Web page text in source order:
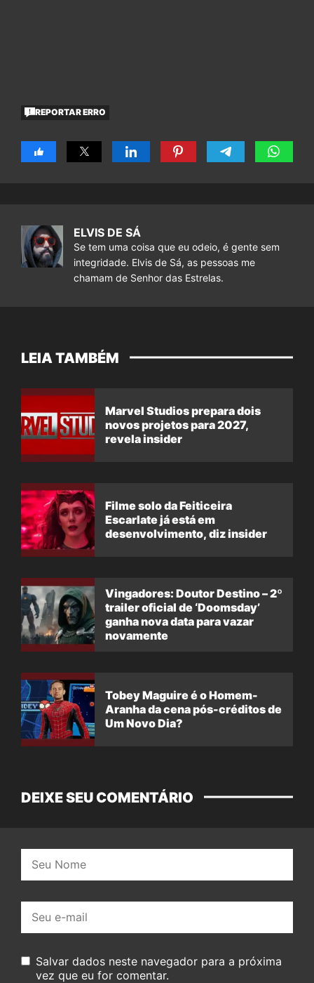
REPORTAR ERRO
ELVIS DE SÁ
Se tem uma coisa que eu odeio, é gente sem
integridade. Elvis de Sá, as pessoas me
chamam de Senhor das Estrelas.
LEIA TAMBÉM
Marvel Studios prepara dois
novos projetos para 2027,
revela insider
Filme solo da Feiticeira
Escarlate já está em
desenvolvimento, diz insider
Vingadores: Doutor Destino – 2º
trailer oficial de ‘Doomsday’
ganha nova data para vazar
novamente
Tobey Maguire é o Homem-
Aranha da cena pós-créditos de
Um Novo Dia?
DEIXE SEU COMENTÁRIO
mail:
Salvar dados neste navegador para a próxima
vez que eu for comentar.